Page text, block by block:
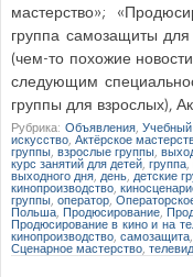
мастерство»;
группа самозащиты
(чем-то похожие
следующим
группы для взрослых),
Рубрика: Объявления Учебный
искусство Актёрское
группы взрослые группы
курс занятий для детей группа ,
выходного дня, день детские
кинопроизводство
группы оператор ,
Польша Продюсирование ,
Продюсирование в кино и на
кинопроизводство самозащита
Сценарное мастерство